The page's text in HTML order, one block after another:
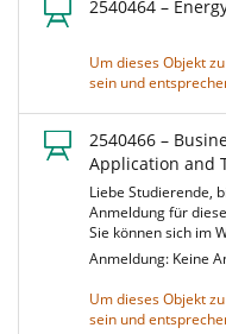
2540464 –
Um dieses Objekt
sein und
2540466 –
Application and
Liebe Studierende,
Anmeldung für
Sie können sich im
Anmeldung: Keine
Um dieses Objekt
sein und